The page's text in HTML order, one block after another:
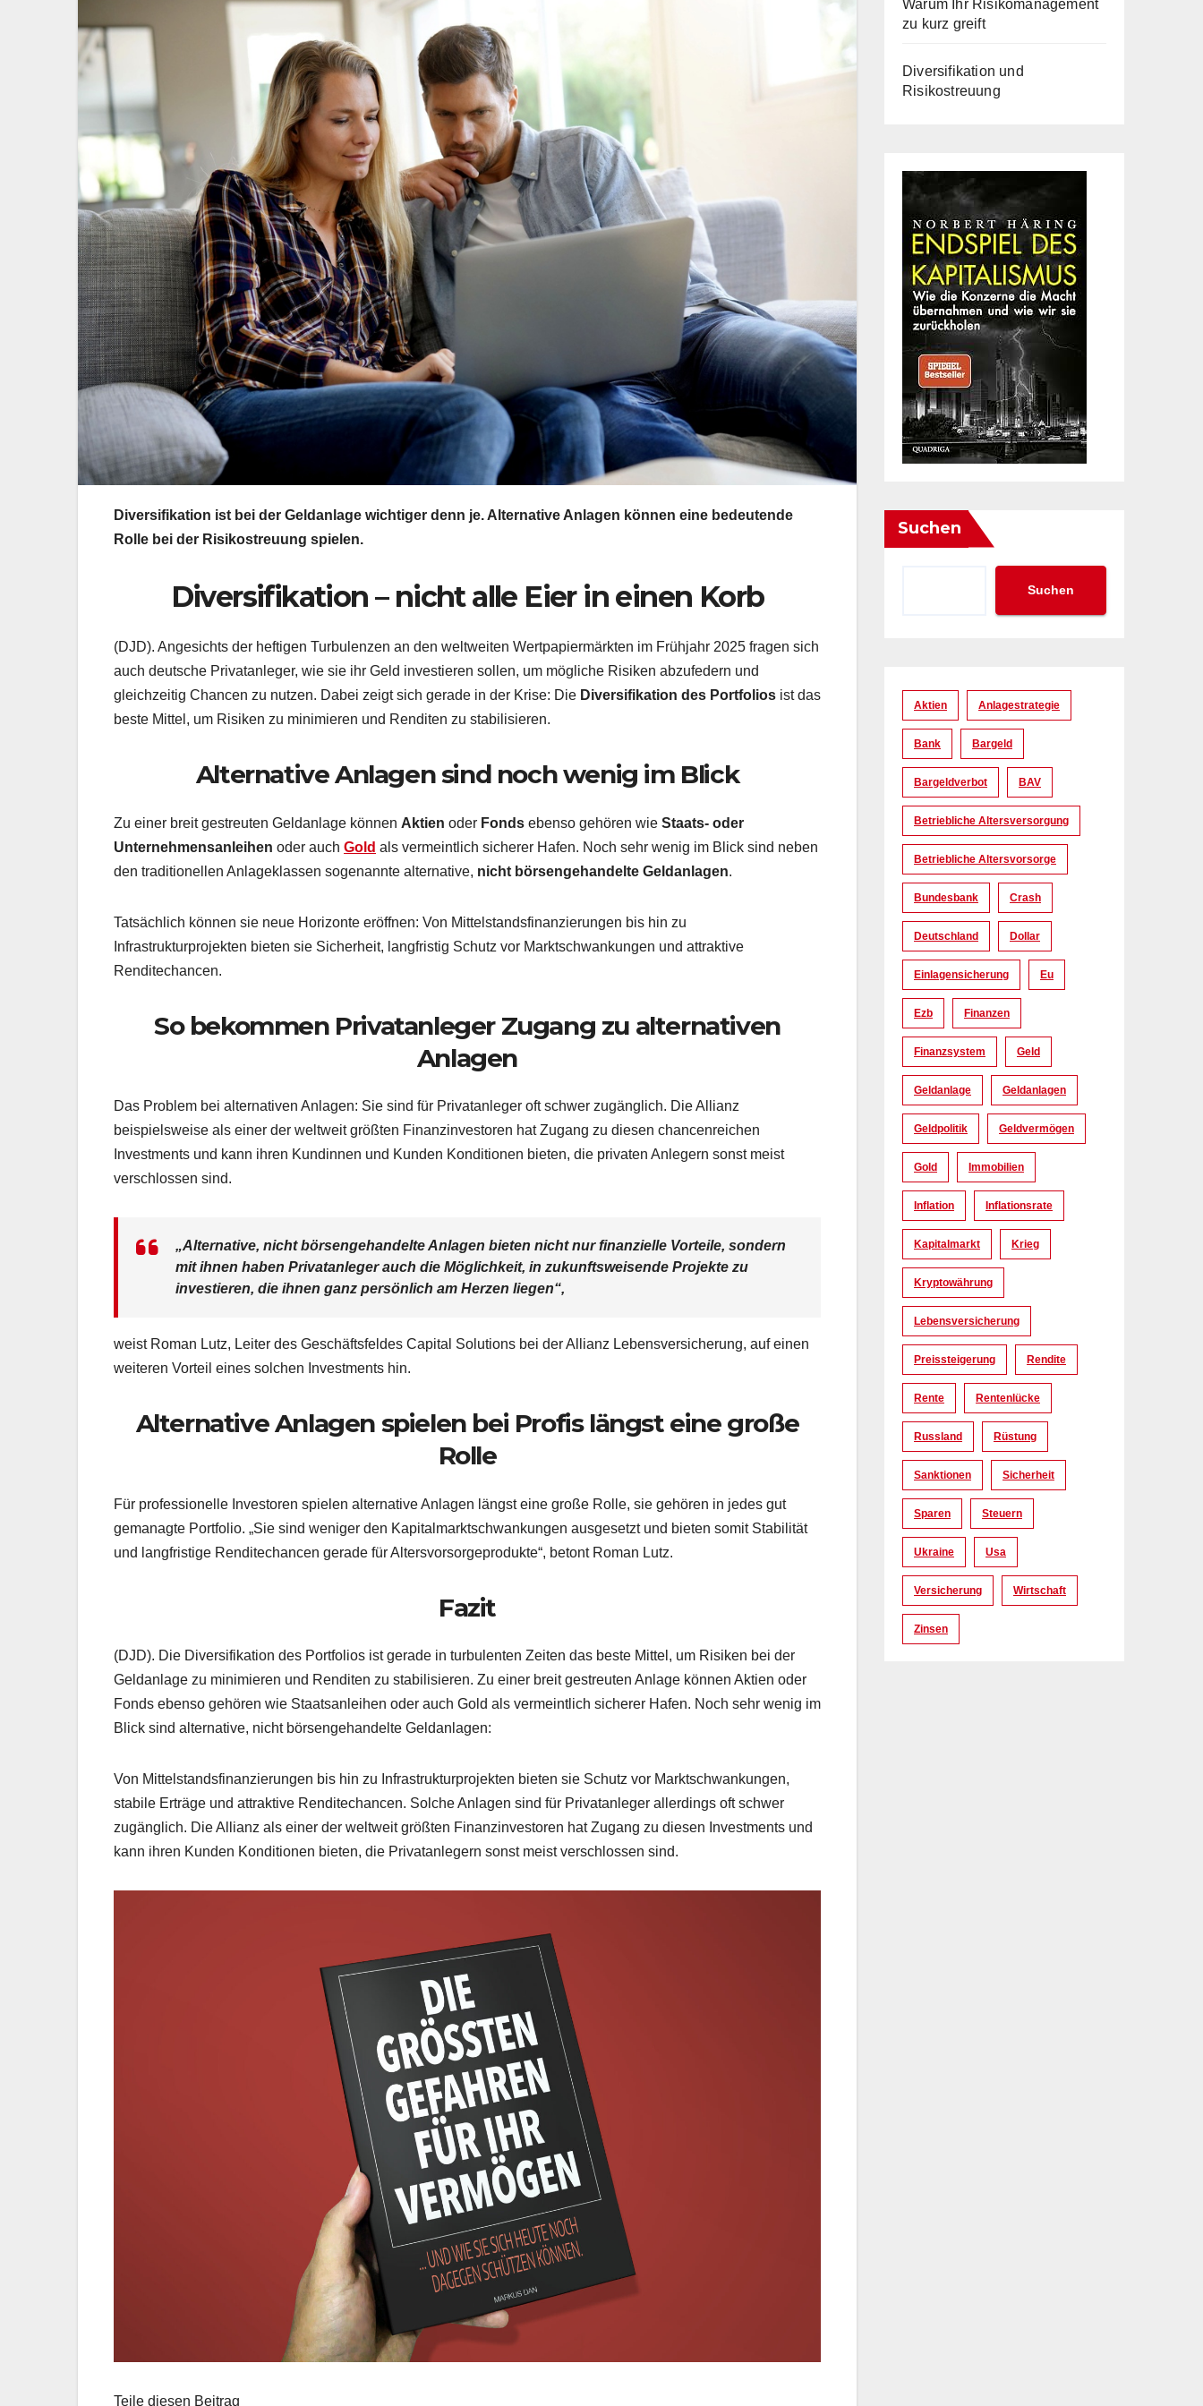
Diversifikation ist bei der Geldanlage wichtiger denn je. Alternative Anlagen können eine bedeutende
Rolle bei der Risikostreuung spielen.
Diversifikation – nicht alle Eier in einen Korb
(DJD). Angesichts der heftigen Turbulenzen an den weltweiten Wertpapiermärkten im Frühjahr 2025 fragen sich
auch deutsche Privatanleger, wie sie ihr Geld investieren sollen, um mögliche Risiken abzufedern und
gleichzeitig Chancen zu nutzen. Dabei zeigt sich gerade in der Krise: Die Diversifikation des Portfolios ist das
beste Mittel, um Risiken zu minimieren und Renditen zu stabilisieren.
Alternative Anlagen sind noch wenig im Blick
Zu einer breit gestreuten Geldanlage können Aktien oder Fonds ebenso gehören wie Staats- oder
Unternehmensanleihen oder auch Gold als vermeintlich sicherer Hafen. Noch sehr wenig im Blick sind neben
den traditionellen Anlageklassen sogenannte alternative, nicht börsengehandelte Geldanlagen.
Tatsächlich können sie neue Horizonte eröffnen: Von Mittelstandsfinanzierungen bis hin zu
Infrastrukturprojekten bieten sie Sicherheit, langfristig Schutz vor Marktschwankungen und attraktive
Renditechancen.
So bekommen Privatanleger Zugang zu alternativen
Anlagen
Das Problem bei alternativen Anlagen: Sie sind für Privatanleger oft schwer zugänglich. Die Allianz
beispielsweise als einer der weltweit größten Finanzinvestoren hat Zugang zu diesen chancenreichen
Investments und kann ihren Kundinnen und Kunden Konditionen bieten, die privaten Anlegern sonst meist
verschlossen sind.
„Alternative, nicht börsengehandelte Anlagen bieten nicht nur finanzielle Vorteile, sondern
mit ihnen haben Privatanleger auch die Möglichkeit, in zukunftsweisende Projekte zu
investieren, die ihnen ganz persönlich am Herzen liegen“,
weist Roman Lutz, Leiter des Geschäftsfeldes Capital Solutions bei der Allianz Lebensversicherung, auf einen
weiteren Vorteil eines solchen Investments hin.
Alternative Anlagen spielen bei Profis längst eine große
Rolle
Für professionelle Investoren spielen alternative Anlagen längst eine große Rolle, sie gehören in jedes gut
gemanagte Portfolio. „Sie sind weniger den Kapitalmarktschwankungen ausgesetzt und bieten somit Stabilität
und langfristige Renditechancen gerade für Altersvorsorgeprodukte“, betont Roman Lutz.
Fazit
(DJD). Die Diversifikation des Portfolios ist gerade in turbulenten Zeiten das beste Mittel, um Risiken bei der
Geldanlage zu minimieren und Renditen zu stabilisieren. Zu einer breit gestreuten Anlage können Aktien oder
Fonds ebenso gehören wie Staatsanleihen oder auch Gold als vermeintlich sicherer Hafen. Noch sehr wenig im
Blick sind alternative, nicht börsengehandelte Geldanlagen:
Von Mittelstandsfinanzierungen bis hin zu Infrastrukturprojekten bieten sie Schutz vor Marktschwankungen,
stabile Erträge und attraktive Renditechancen. Solche Anlagen sind für Privatanleger allerdings oft schwer
zugänglich. Die Allianz als einer der weltweit größten Finanzinvestoren hat Zugang zu diesen Investments und
kann ihren Kunden Konditionen bieten, die Privatanlegern sonst meist verschlossen sind.
Teile diesen Beitrag
Warum Ihr Risikomanagement
zu kurz greift
Diversifikation und
Risikostreuung
Suchen
Suchen
Aktien Anlagestrategie
Bank Bargeld
Bargeldverbot BAV
Betriebliche Altersversorgung
Betriebliche Altersvorsorge
Bundesbank Crash
Deutschland Dollar
Einlagensicherung Eu
Ezb Finanzen
Finanzsystem Geld
Geldanlage Geldanlagen
Geldpolitik Geldvermögen
Gold Immobilien
Inflation Inflationsrate
Kapitalmarkt Krieg
Kryptowährung
Lebensversicherung
Preissteigerung Rendite
Rente Rentenlücke
Russland Rüstung
Sanktionen Sicherheit
Sparen Steuern
Ukraine Usa
Versicherung Wirtschaft
Zinsen